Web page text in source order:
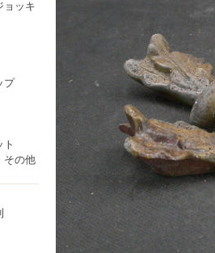
ョッキ
プ
ト
その他